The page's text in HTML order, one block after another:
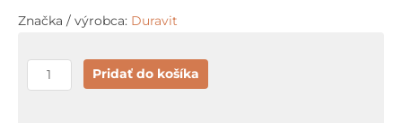
Značka / výrobca: Duravit
množstvo
Duravit
Pridať do košíka